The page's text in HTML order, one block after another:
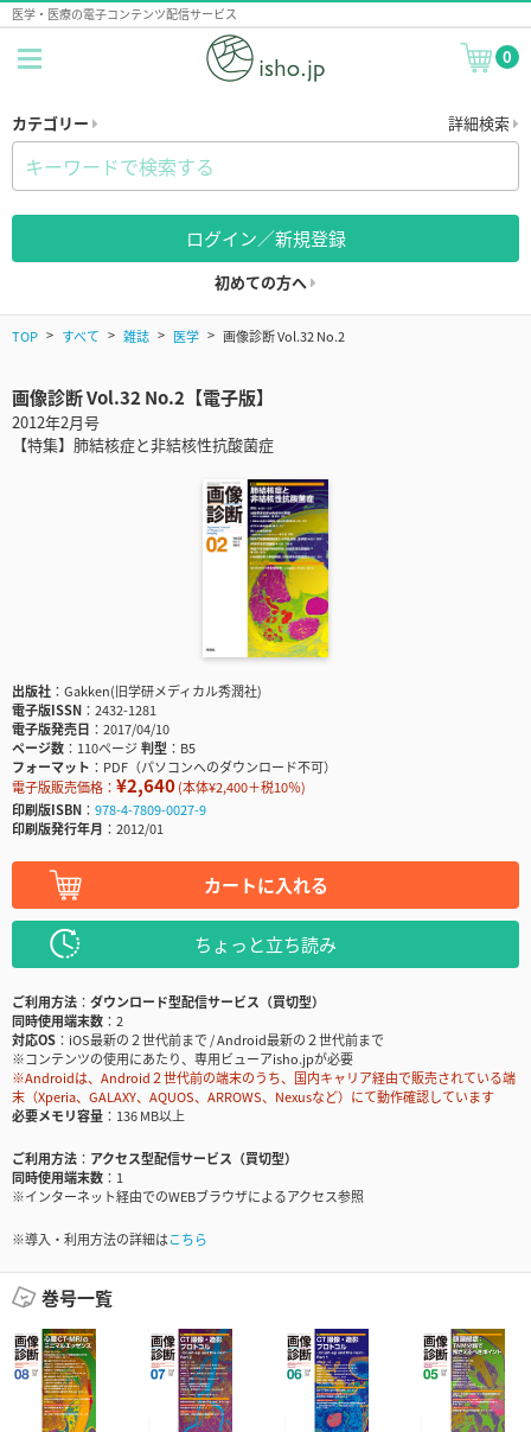
医学・医療の電子コンテンツ配信サービス
0
カテゴリー 詳細検索
ログイン／新規登録
初めての方へ
TOP すべて 雑誌 医学 画像診断 Vol.32 No.2
画像診断 Vol.32 No.2【電子版】
2012年2月号
【特集】肺結核症と非結核性抗酸菌症
出版社
Gakken(旧学研メディカル秀潤社)
電子版ISSN
2432-1281
電子版発売日
2017/04/10
ページ数
110ページ判型
B5
フォーマット
PDF（パソコンへのダウンロード不可）
電子版販売価格： ¥2,640(本体¥2,400＋税10％)
印刷版ISBN
978-4-7809-0027-9
印刷版発行年月
2012/01
カートに入れる
ちょっと立ち読み
ご利用方法
ダウンロード型配信サービス（買切型）
同時使用端末数
2
対応OS
iOS最新の２世代前まで / Android最新の２世代前まで
※コンテンツの使用にあたり、専用ビューアisho.jpが必要
※Androidは、Android２世代前の端末のうち、国内キャリア経由で販売されている端
末（Xperia、GALAXY、AQUOS、ARROWS、Nexusなど）にて動作確認しています
必要メモリ容量
136 MB以上
ご利用方法
アクセス型配信サービス（買切型）
同時使用端末数
1
※インターネット経由でのWEBブラウザによるアクセス参照
※導入・利用方法の詳細はこちら
巻号一覧